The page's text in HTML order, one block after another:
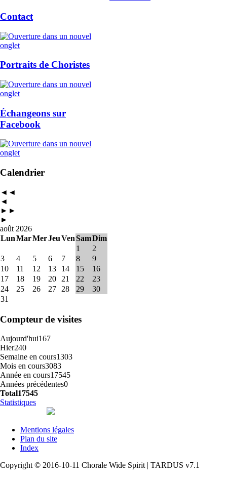
Contact
Portraits de Choristes
Échangeons sur
Facebook
Calendrier
◄◄
◄
►►
►
août 2026
LunMarMerJeuVenSamDim
1
2
3
4 5 6 7 8
9
10
11 12 13 14 15
16
17
18 19 20 21 22
23
24
25 26 27 28 29
30
31
Compteur de visites
Aujourd'hui167
Hier240
Semaine en cours1303
Mois en cours3083
Année en cours17545
Années précédentes0
Total17545
Statistiques
Mentions légales
Plan du site
Index
Copyright © 2016-10-11 Chorale Wide Spirit | TARDUS v7.1